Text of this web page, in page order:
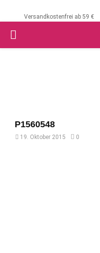
Versandkostenfrei ab 59 €
PRIMARY
P1560548
19. Oktober 2015 0